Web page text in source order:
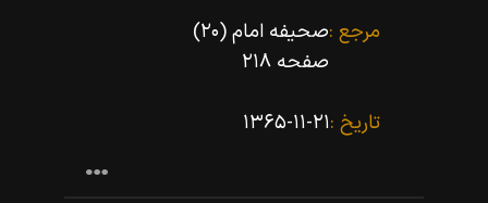
مرجع :صحیفه امام (۲۰)
صفحه ۲۱۸
تاریخ :۱۳۶۵-۱۱-۲۱